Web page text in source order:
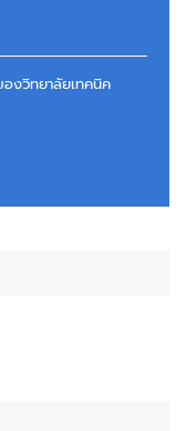
งวิทยาลัยเทคนิค